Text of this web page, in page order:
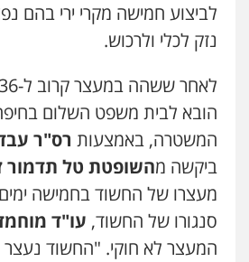
0525544654
פלילי פשיעה חמורה
0538788878
עו"ד שלי גורביץ –
משפט פלילי פשיעה
וחקירות צבאי תעבורה
0544218336
לביצוע חמישה מקרי ירי בהם
נזק לכלי ולרכוש.
המשטרה, באמצעות רס"ר
ביקשה מהשופטת טל תדמור
מעצרו של החשוד בחמישה
סנגורו של החשוד, עו"ד
המעצר לא חוקי. "החשוד